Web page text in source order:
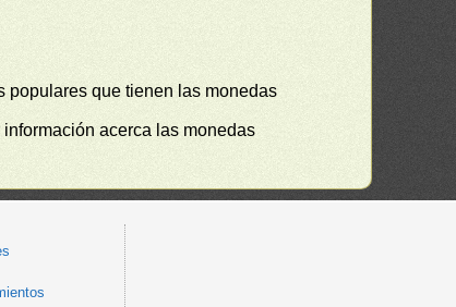
populares que tienen las monedas
acerca las monedas